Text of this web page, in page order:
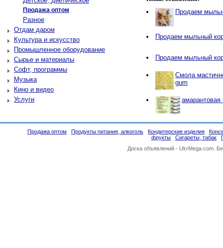
Продажа оптом
Разное
Отдам даром
Культура и искусство
Промышленное оборудование
Сырье и материалы
Софт, программы
Музыка
Кино и видео
Услуги
Продаем
Продаем мыльный
Продаем мыльный
Смола
gum
амарантовая
Продажа оптом Продукты питания, алкоголь Кондитерские изделия
фрукты
Сигареты, табак
Доска объявлений - UkrMega.com.